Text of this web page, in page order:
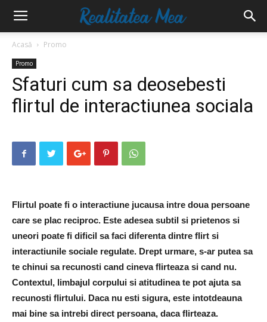
Acasă Promo
Promo
Sfaturi cum sa deosebesti
flirtul de interactiunea sociala
Flirtul poate fi o interactiune jucausa intre doua persoane
care se plac reciproc. Este adesea subtil si prietenos si
uneori poate fi dificil sa faci diferenta dintre flirt si
interactiunile sociale regulate. Drept urmare, s-ar putea sa
te chinui sa recunosti cand cineva flirteaza si cand nu.
Contextul, limbajul corpului si atitudinea te pot ajuta sa
recunosti flirtului. Daca nu esti sigura, este intotdeauna
mai bine sa intrebi direct persoana, daca flirteaza.